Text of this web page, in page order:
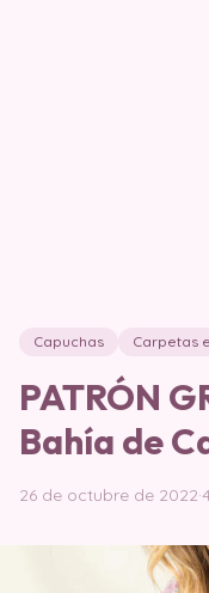
Capuchas Carpetas
PATRÓN
Bahía de
26 de octubre de 2022·